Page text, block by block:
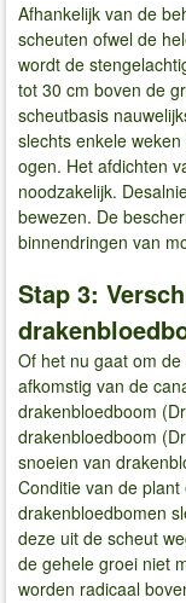
Afhankelijk van de
scheuten ofwel de
wordt de
tot 30 cm boven de
scheutbasis
slechts enkele
ogen. Het afdichten
noodzakelijk.
bewezen. De
binnendringen van
Stap 3:
Of het nu gaat om
afkomstig van de
drakenbloedboom
drakenbloedboom
snoeien van
Conditie van de
drakenbloedbomen
deze uit de scheut
de gehele groei niet
worden radicaal